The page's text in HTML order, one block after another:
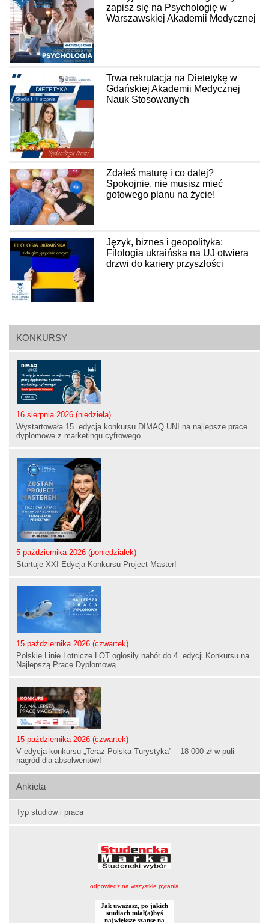
KONKURSY
16 sierpnia 2026 (niedziela)
Wystartowała 15. edycja konkursu DIMAQ UNI na najlepsze prace
dyplomowe z marketingu cyfrowego
5 października 2026 (poniedziałek)
Startuje XXI Edycja Konkursu Project Master!
15 października 2026 (czwartek)
Polskie Linie Lotnicze LOT ogłosiły nabór do 4. edycji Konkursu na
Najlepszą Pracę Dyplomową
15 października 2026 (czwartek)
V edycja konkursu „Teraz Polska Turystyka” – 18 000 zł w puli
nagród dla absolwentów!
Ankieta
Typ studiów i praca
odpowiedz na wszystkie pytania
zapisz się na Psychologię w
Warszawskiej Akademii Medycznej
Trwa rekrutacja na Dietetykę w
Gdańskiej Akademii Medycznej
Nauk Stosowanych
Zdałeś maturę i co dalej?
Spokojnie, nie musisz mieć
gotowego planu na życie!
Język, biznes i geopolityka:
Filologia ukraińska na UJ otwiera
drzwi do kariery przyszłości